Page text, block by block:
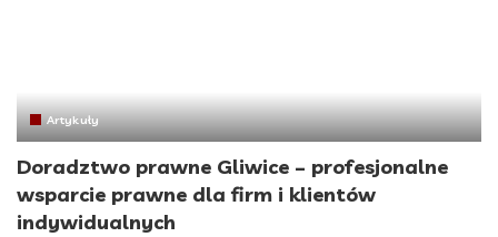
Artykuły
Doradztwo prawne Gliwice – profesjonalne
wsparcie prawne dla firm i klientów
indywidualnych